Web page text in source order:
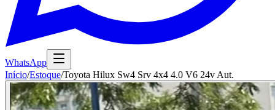
WhatsApp
Início/Estoque/Toyota Hilux Sw4 Srv 4x4 4.0 V6 24v Aut.